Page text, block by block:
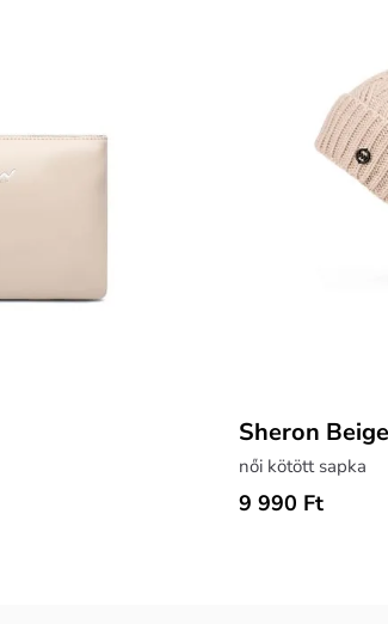
Sheron Beige
női kötött sapka
9 990 Ft